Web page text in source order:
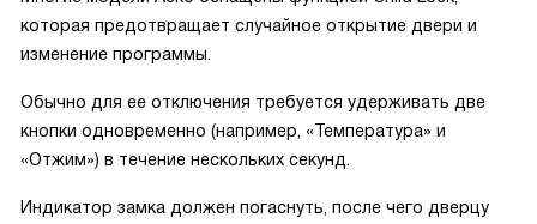
которая предотвращает случайное открытие двери и
изменение программы.
Обычно для ее отключения требуется удерживать две
кнопки одновременно (например, «Температура» и
«Отжим») в течение нескольких секунд.
Индикатор замка должен погаснуть, после чего дверцу